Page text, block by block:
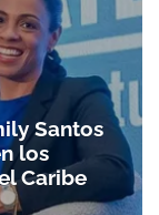
Santos
los
Caribe